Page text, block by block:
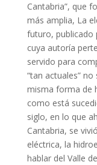
Cantabria”, que
más amplia, La
futuro, publicado
cuya autoría
servido para
“tan actuales”
misma forma de
como está
siglo, en lo que
Cantabria, se
eléctrica, la
hablar del Valle